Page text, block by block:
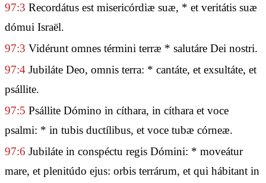
97:3 Recordátus est misericórdiæ suæ, * et veritátis suæ
dómui Israël.
97:3 Vidérunt omnes términi terræ * salutáre Dei nostri.
97:4 Jubiláte Deo, omnis terra: * cantáte, et exsultáte, et
psállite.
97:5 Psállite Dómino in cíthara, in cíthara et voce
psalmi: * in tubis ductílibus, et voce tubæ córneæ.
97:6 Jubiláte in conspéctu regis Dómini: * moveátur
mare, et plenitúdo ejus: orbis terrárum, et qui hábitant in